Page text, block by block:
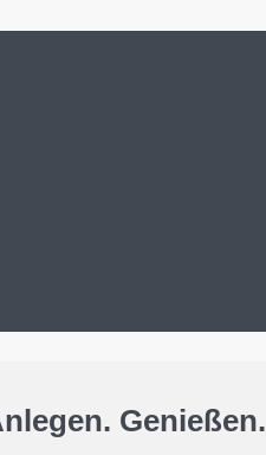
Genießen.